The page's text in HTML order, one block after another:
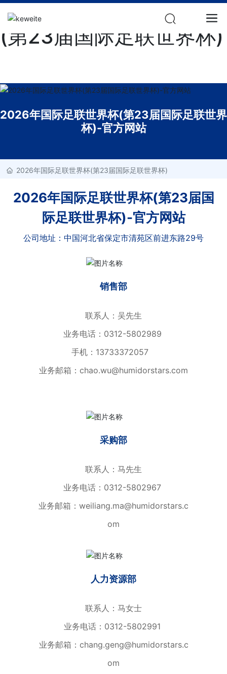
2026年国际足联世界杯
(第23届国际足联世界杯)
2026年国际足联世界杯(第23届国际足联世界
杯)-官方网站
2026年国际足联世界杯(第23届国际足联世界杯)
2026年国际足联世界杯(第23届国
际足联世界杯)-官方网站
公司地址：中国河北省保定市清苑区前进东路29号
销售部
联系人：吴先生
业务电话： 0312-5802989
手机： 13733372057
业务邮箱： chao.wu@humidorstars.com
采购部
联系人：马先生
业务电话： 0312-5802967
业务邮箱： weiliang.ma@humidorstars.c
om
人力资源部
联系人：马女士
业务电话： 0312-5802991
业务邮箱： chang.geng@humidorstars.c
om